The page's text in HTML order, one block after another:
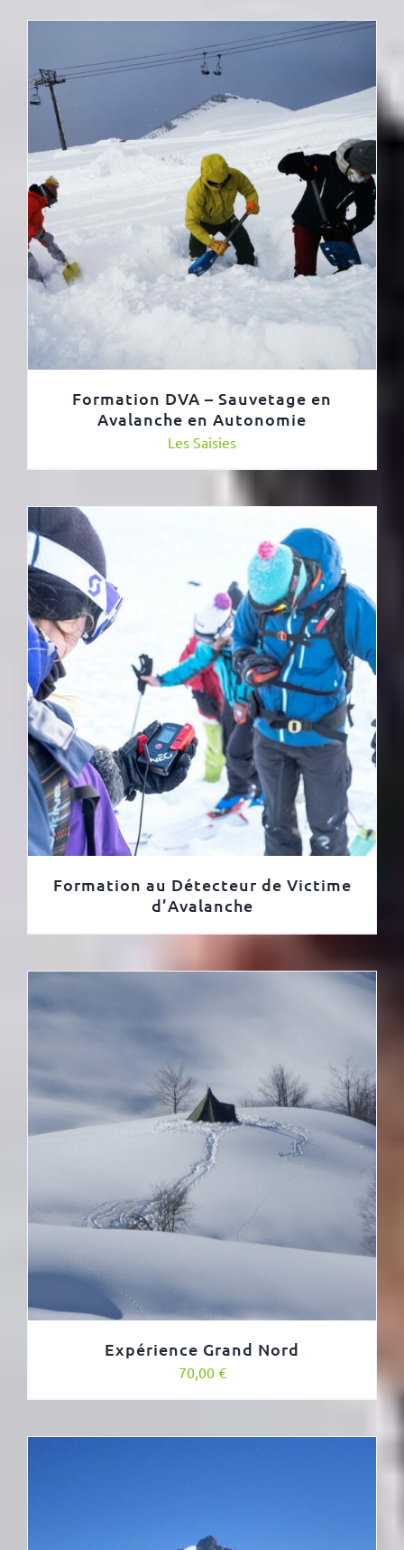
Formation DVA – Sauvetage en
Avalanche en Autonomie
Les Saisies
Formation au Détecteur de Victime
d’Avalanche
Expérience Grand Nord
70,00 €